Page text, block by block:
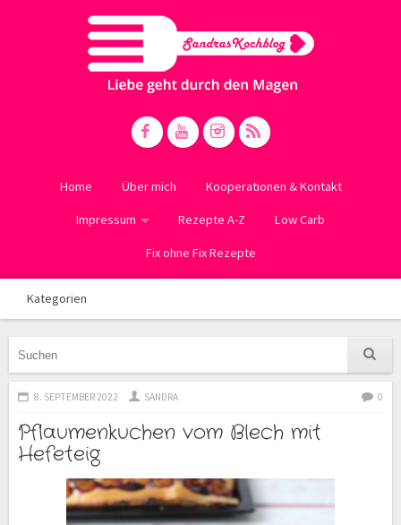
Home Über mich Kooperationen & Kontakt
Impressum Rezepte A-Z Low Carb
Fix ohne Fix Rezepte
Kategorien
8. SEPTEMBER 2022 SANDRA 0
Pflaumenkuchen vom Blech mit
Hefeteig